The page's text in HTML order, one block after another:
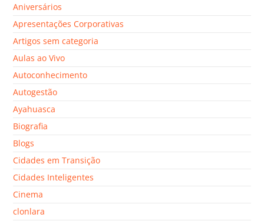
Aniversários
Apresentações Corporativas
Artigos sem categoria
Aulas ao Vivo
Autoconhecimento
Autogestão
Ayahuasca
Biografia
Blogs
Cidades em Transição
Cidades Inteligentes
Cinema
clonlara